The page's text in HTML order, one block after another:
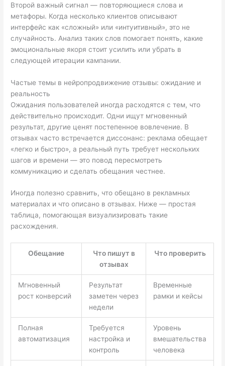
Второй важный сигнал — повторяющиеся слова и
метафоры. Когда несколько клиентов описывают
интерфейс как «сложный» или «интуитивный», это не
случайность. Анализ таких слов помогает понять, какие
эмоциональные якоря стоит усилить или убрать в
следующей итерации кампании.
Частые темы в нейропродвижение отзывы: ожидание и
реальность
Ожидания пользователей иногда расходятся с тем, что
действительно происходит. Одни ищут мгновенный
результат, другие ценят постепенное вовлечение. В
отзывах часто встречается диссонанс: реклама обещает
«легко и быстро», а реальный путь требует нескольких
шагов и времени — это повод пересмотреть
коммуникацию и сделать обещания честнее.
Иногда полезно сравнить, что обещано в рекламных
материалах и что описано в отзывах. Ниже — простая
таблица, помогающая визуализировать такие
расхождения.
Обещание
Что пишут в
отзывах
Что проверить
Мгновенный
рост конверсий
Результат
заметен через
недели
Временные
рамки и кейсы
Полная
автоматизация
Требуется
настройка и
контроль
Уровень
вмешательства
человека